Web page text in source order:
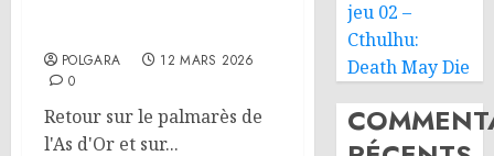
POLGARA
12 MARS 2026
0
Retour sur le palmarès de
l'As d'Or et sur...
jeu 02 –
Cthulhu:
Death May Die